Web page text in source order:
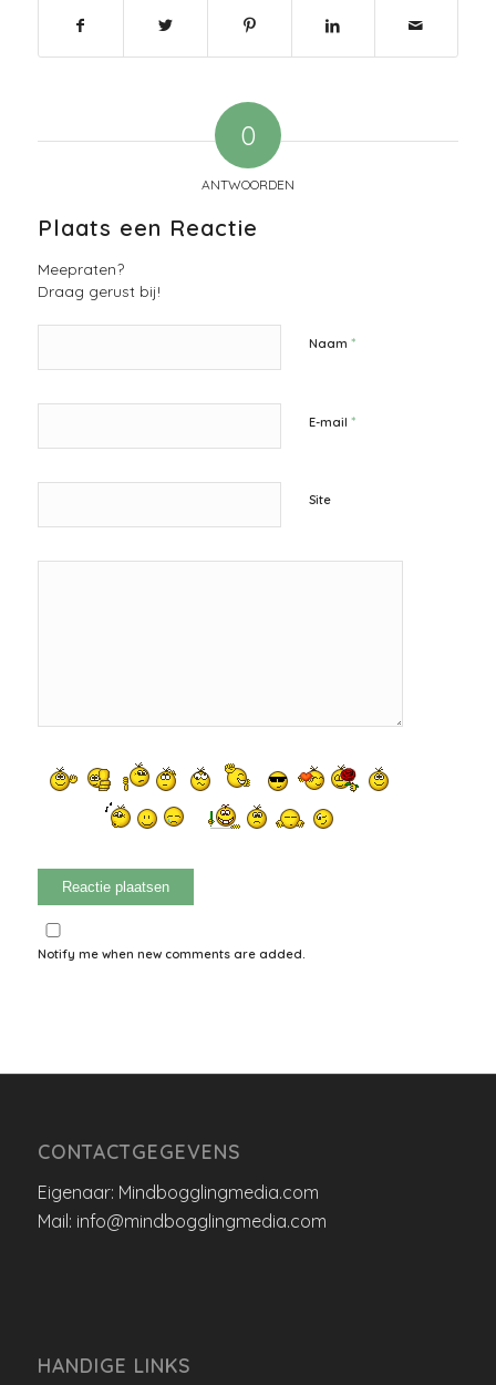
0
ANTWOORDEN
Plaats een Reactie
Meepraten?
Draag gerust bij!
Naam *
E-mail *
Site
Notify me when new comments are added.
CONTACTGEGEVENS
Eigenaar: Mindbogglingmedia.com
Mail: info@mindbogglingmedia.com
HANDIGE LINKS